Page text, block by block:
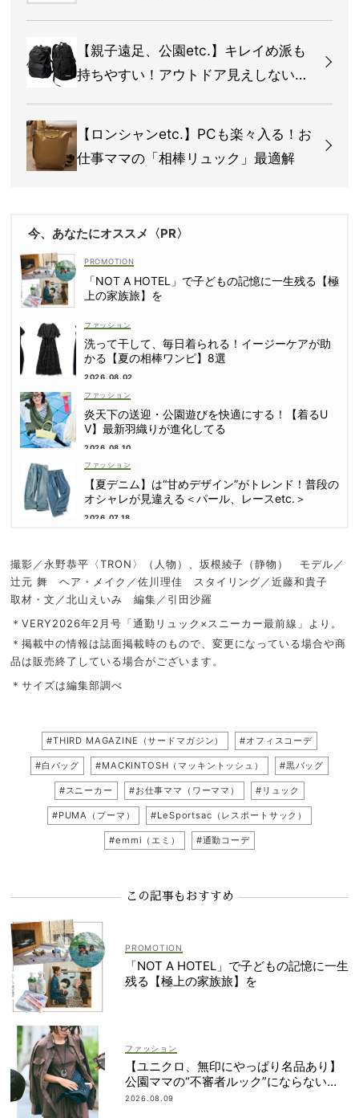
【親子遠足、公園etc.】キレイめ派も
持ちやすい！アウトドア見えしない
【ロンシャンetc.】PCも楽々入る！お
仕事ママの「相棒リュック」最適解
今、あなたにオススメ〈PR〉
「NOT A HOTEL」で子どもの記憶に一生残る【極
上の家族旅】を
ファッション
洗って干して、毎日着られる！イージーケアが助
かる【夏の相棒ワンピ】8選
2026.08.02
ファッション
炎天下の送迎・公園遊びを快適にする！【着るU
V】最新羽織りが進化してる
2026.08.10
ファッション
【夏デニム】は“甘めデザイン”がトレンド！普段の
オシャレが見違える＜パール、レースetc.＞
2026.07.18
撮影／永野恭平〈TRON〉（人物）、坂根綾子（静物） モデル／
辻元 舞 ヘア・メイク／佐川理佳 スタイリング／近藤和貴子
取材・文／北山えいみ 編集／引田沙羅
＊VERY2026年2月号「通勤リュック×スニーカー最前線」より。
＊掲載中の情報は誌面掲載時のもので、変更になっている場合や商
品は販売終了している場合がございます。
＊サイズは編集部調べ
#THIRD MAGAZINE（サードマガジン） #オフィスコーデ
#白バッグ #MACKINTOSH（マッキントッシュ） #黒バッグ
#スニーカー #お仕事ママ（ワーママ） #リュック
#PUMA（プーマ） #LeSportsac（レスポートサック）
#emmi（エミ） #通勤コーデ
この記事もおすすめ
「NOT A HOTEL」で子どもの記憶に一生
残る【極上の家族旅】を
ファッション
【ユニクロ、無印にやっぱり名品あり】
公園ママの“不審者ルック”にならない
『ガチUV対策』の正解
2026.08.09